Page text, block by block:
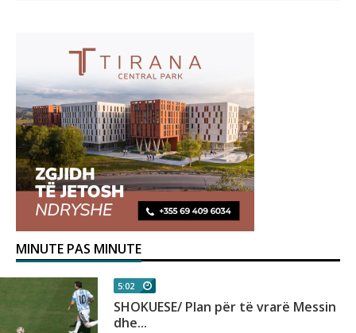
MINUTE PAS MINUTE
5:02
SHOKUESE/ Plan për të vrarë Messin
dhe...